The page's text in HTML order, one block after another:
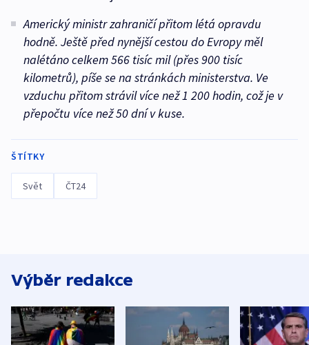
Americký ministr zahraničí přitom létá opravdu
hodně. Ještě před nynější cestou do Evropy měl
nalétáno celkem 566 tisíc mil (přes 900 tisíc
kilometrů), píše se na stránkách ministerstva. Ve
vzduchu přitom strávil více než 1 200 hodin, což je v
přepočtu více než 50 dní v kuse.
ŠTÍTKY
Svět ČT24
Výběr redakce